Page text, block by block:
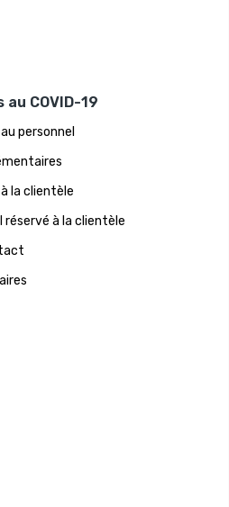
COVID-19
personnel
la clientèle
à la clientèle